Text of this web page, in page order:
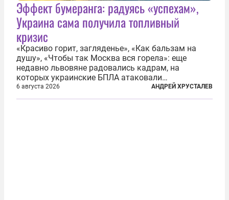
Эффект бумеранга: радуясь «успехам»,
Украина сама получила топливный
кризис
«Красиво горит, загляденье», «Как бальзам на
душу», «Чтобы так Москва вся горела»: еще
недавно львовяне радовались кадрам, на
которых украинские БПЛА атаковали
нефтеперерабатывающие предприятия России. В
скором времени оказалось, что в «эту игру можно
6 августа 2026 АНДРЕЙ ХРУСТАЛЕВ